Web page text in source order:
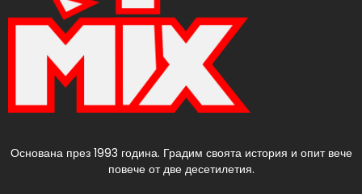
Основана през 1993 година. Градим своята история и опит вече
повече от две десетилетия.